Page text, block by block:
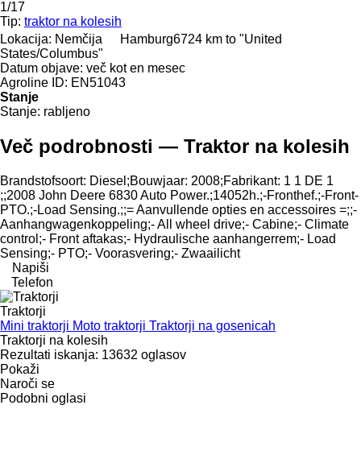
1/17
Tip: traktor na kolesih
Lokacija: Nemčija Hamburg6724 km to "United
States/Columbus"
Datum objave: več kot en mesec
Agroline ID: EN51043
Stanje
Stanje: rabljeno
Več podrobnosti — Traktor na kolesih
Brandstofsoort: ​​​​​​​​​‌‌​​​​‌​​​​​​​​​‌‌‌​‌​‌​​​​​​​​​‌‌‌​‌​​​​​​​​​​​‌‌​‌‌‌‌​​​​​​​​​‌‌​‌‌​​​​​​​​​​​‌‌​‌​​‌​​​​​​​​​‌‌​‌‌‌​​​​​​​​​​‌‌​​‌​‌Diesel;Bouwjaar: 2008;Fabrikant: 1 1 DE 1
;;2008 John Deere 6830 Auto Power.;14052h.;-Fronthef.;-Front-
PTO.;-Load Sensing.;;= Aanvullende opties en accessoires =;;-
Aanhangwagenkoppeling;- All wheel drive;- Cabine;- Climate
control;- Front aftakas;- Hydraulische aanhangerrem;- Load
Sensing;- PTO;- Voorasvering;- Zwaailicht
Napiši
Telefon
Traktorji
Mini traktorji Moto traktorji Traktorji na gosenicah
Traktorji na kolesih
Rezultati iskanja: 13632 oglasov
Pokaži
Naroči se
Podobni oglasi